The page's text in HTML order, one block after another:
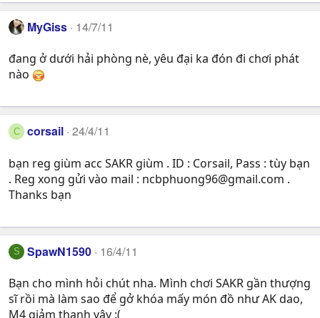
MyGiss 14/7/11
đang ở dưới hải phòng nè, yêu đại ka đón đi chơi phát
nào
C corsail 24/4/11
bạn reg giùm acc SAKR giùm . ID : Corsail, Pass : tùy bạn
. Reg xong gửi vào mail : ncbphuong96@gmail.com .
Thanks bạn
S SpawN1590 16/4/11
Bạn cho mình hỏi chút nha. Mình chơi SAKR gần thượng
sĩ rồi mà làm sao để gở khóa mấy món đồ như AK dao,
M4 giảm thanh vậy :(